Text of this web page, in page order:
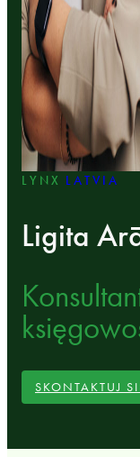
LYNX LATVIA
Ligita
SKONTAKTUJ